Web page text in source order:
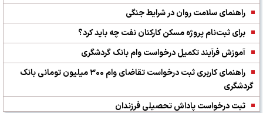
راهنمای سلامت روان در شرایط جنگی
برای ثبت‌نام پروژه مسکن کارکنان نفت چه باید کرد؟
آموزش فرآیند تکمیل درخواست وام بانک گردشگری
راهنمای کاربری ثبت درخواست تقاضای وام ۳۰۰ میلیون تومانی بانک
گردشگری
ثبت درخواست پاداش تحصیلی فرزندان